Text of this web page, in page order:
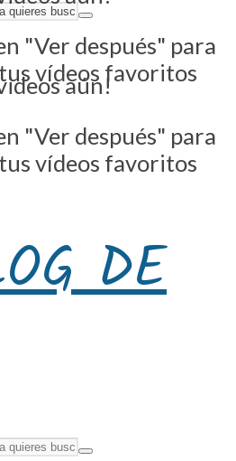
"Ver después" para
vídeos favoritos
aún!
"Ver después" para
vídeos favoritos